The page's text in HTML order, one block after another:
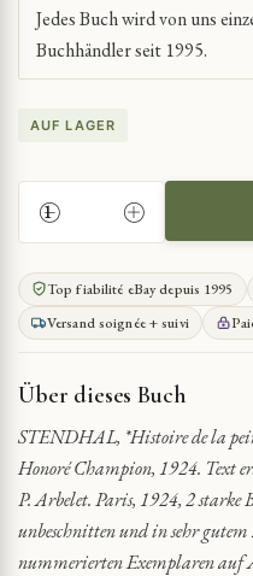
Jedes Buch wird von uns
Buchhändler seit 1995.
AUF LAGER
STENDHALS
KUNSTGESCHICHTE
ITALIENS
AUF
ARCHES-
PAPIER
Top fiabilité eBay depuis 1995
Versand soignée + suivi
Über dieses Buch
STENDHAL, *Histoire de la
Honoré Champion, 1924. Text
P. Arbelet. Paris, 1924, 2
unbeschnitten und in sehr
nummerierten Exemplaren auf